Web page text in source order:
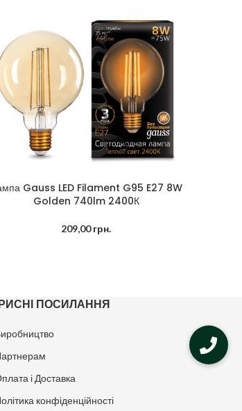
В КОШИК
Gauss LED Filament G95 E27 8W
Golden 740lm 2400К
209,00грн.
ПОСИЛАННЯ
і Доставка
конфіденційності